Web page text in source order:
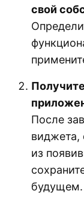
свой
После
виджета,
из
будущем.